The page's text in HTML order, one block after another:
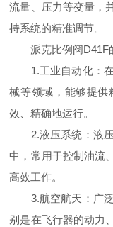
流量、压力等变量，
持系统的精准调节。
派克比例阀D41F
1.工业自动化：在
械等领域，能够提供
效、精确地运行。
2.液压系统：液压
中，常用于控制油流
高效工作。
3.航空航天：广泛
别是在飞行器的动力